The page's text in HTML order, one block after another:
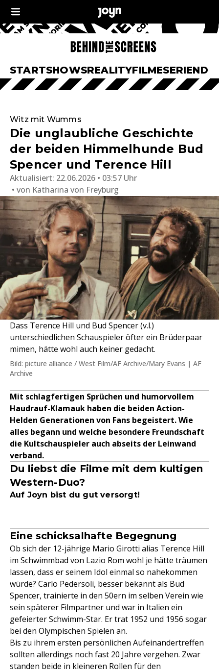
STARTSHOWSREALITYFILMESERIEN
Witz mit Wumms
Die unglaubliche Geschichte
der beiden Himmelhunde Bud
Spencer und Terence Hill
Aktualisiert: 22.06.2026 • 03:57 Uhr
von Katharina von Freyburg
Dass Terence Hill und Bud Spencer (v.l.)
unterschiedlichen Schauspieler öfter ein Brüderpaar
mimen, hätte wohl auch keiner gedacht.
Bild: picture alliance / West Film/AF Archive/Mary Evans | AF
Archive
Mit schlagfertigen Sprüchen und humorvollem
Haudrauf-Klamauk haben die beiden Action-
Helden Generationen von Fans begeistert. Wie
alles begann und welche besondere Freundschaft
die Kultschauspieler auch abseits der Leinwand
verband.
Du liebst die Filme mit dem kultigen
Western-Duo?
Auf Joyn bist du gut versorgt!
Eine schicksalhafte Begegnung
Ob sich der 12-jährige Mario Girotti alias Terence Hill
im Schwimmbad von Lazio Rom wohl je hätte träumen
lassen, dass er seinem Idol einmal so nahekommen
würde? Carlo Pedersoli, besser bekannt als Bud
Spencer, trainierte in den 50ern im selben Verein wie
sein späterer Filmpartner und war in Italien ein
gefeierter Schwimm-Star. Er trat 1952 und 1956 sogar
bei den Olympischen Spielen an.
Bis zu ihrem ersten persönlichen Aufeinandertreffen
sollten allerdings noch fast 20 Jahre vergehen. Zwar
standen beide in kleineren Rollen für den